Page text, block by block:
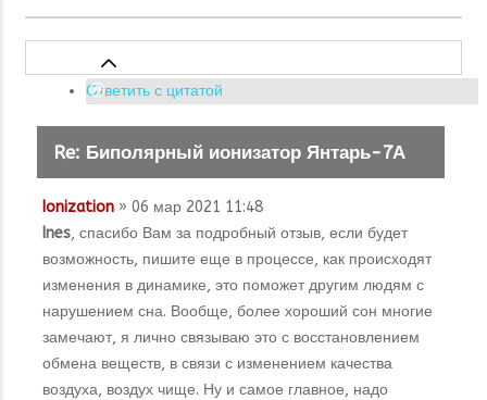
Ответить с цитатой
Re: Биполярный ионизатор Янтарь-7А
Ionization » 06 мар 2021 11:48
Ines, спасибо Вам за подробный отзыв, если будет
возможность, пишите еще в процессе, как происходят
изменения в динамике, это поможет другим людям с
нарушением сна. Вообще, более хороший сон многие
замечают, я лично связываю это с восстановлением
обмена веществ, в связи с изменением качества
воздуха, воздух чище. Ну и самое главное, надо